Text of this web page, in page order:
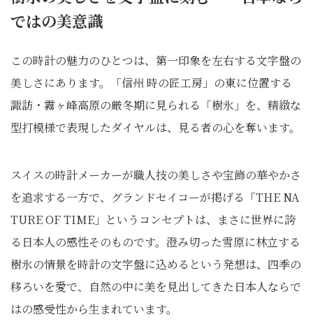
ではの美意識
この時計の魅力のひとつは、第一印象を左右する文字盤の
美しさにあります。「信州 時の匠工房」の東に位置する
諏訪・霧ヶ峰高原の厳冬期に見られる「樹氷」を、精緻な
型打模様で表現したダイヤルは、見る者の心を奪います。
スイスの時計メーカーが職人技の美しさや宝飾の華やかさ
を追求する一方で、グランドセイコーが掲げる「THE NA
TURE OF TIME」というコンセプトは、まさに世界に誇
る日本人の感性そのものです。澄み切った雪原に林立する
樹氷の情景を時計の文字盤に込めるという発想は、四季の
移ろいを愛で、自然の中に美を見出してきた日本人ならで
はの感受性から生まれています。